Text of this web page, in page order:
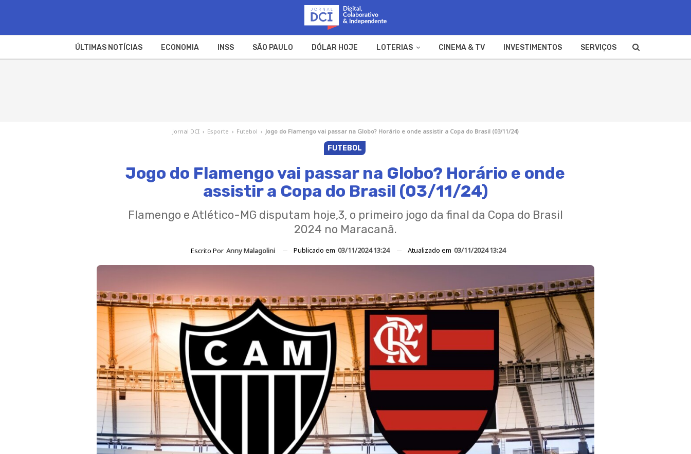
ÚLTIMAS NOTÍCIAS ECONOMIA INSS SÃO PAULO DÓLAR HOJE LOTERIAS CINEMA & TV INVESTIMENTOS SERVIÇOS
Jornal DCI › Esporte › Futebol › Jogo do Flamengo vai passar na Globo? Horário e onde assistir a Copa do Brasil (03/11/24)
FUTEBOL
Jogo do Flamengo vai passar na Globo? Horário e onde
assistir a Copa do Brasil (03/11/24)
Flamengo e Atlético-MG disputam hoje,3, o primeiro jogo da final da Copa do Brasil
2024 no Maracanã.
Escrito Por Anny Malagolini Publicado em 03/11/2024 13:24 Atualizado em 03/11/2024 13:24